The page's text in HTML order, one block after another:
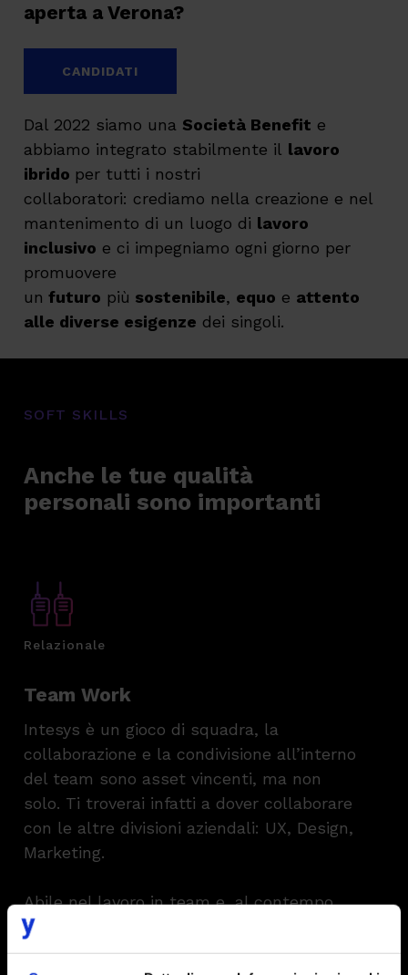
aperta a Verona?
CANDIDATI
Dal 2022 siamo una Società Benefit e
abbiamo integrato stabilmente il lavoro
ibrido per tutti i nostri
collaboratori: crediamo nella creazione e nel
mantenimento di un luogo di lavoro
inclusivo e ci impegniamo ogni giorno per
promuovere
un futuro più sostenibile, equo e attento
alle diverse esigenze dei singoli.
SOFT SKILLS
Anche le tue qualità
personali sono importanti
Relazionale
Team Work
Intesys è un gioco di squadra, la
collaborazione e la condivisione all’interno
del team sono asset vincenti, ma non
solo. Ti troverai infatti a dover collaborare
con le altre divisioni aziendali: UX, Design,
Marketing.
Abile nel lavoro in team e, al contempo,
autonomo nel portare avanti gli obiettivi
lavorativi e di progetto.